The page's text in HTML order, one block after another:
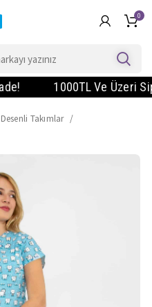
0
1000TL Ve Üzeri
Desenli Takımlar